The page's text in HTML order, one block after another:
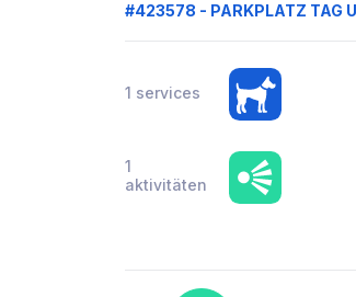
#423578 - PARKPLATZ TAG
1 services
1
aktivitäten